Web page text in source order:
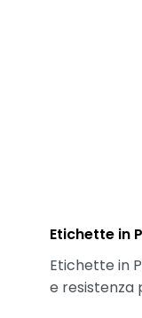
Etichette in
Etichette in
e resistenza